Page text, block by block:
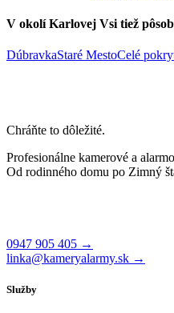
V okolí Karlovej Vsi tiež
DúbravkaStaré MestoCelé
Chráňte to dôležité.
Profesionálne kamerové a
Od rodinného domu po Zimný
0947 905 405 →
linka@kameryalarmy.sk →
Služby